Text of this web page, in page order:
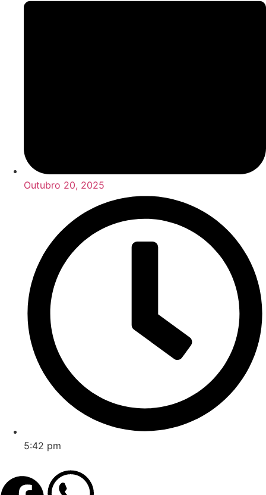
Outubro 20, 2025
5:42 pm